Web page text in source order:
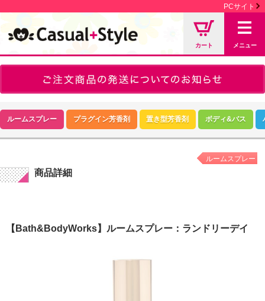
PCサイト
カート メニュー
ルームスプレー プラグイン芳香剤 置き型芳香剤 ボディ&バス
商品詳細
ルームスプレー
【Bath&BodyWorks】ルームスプレー：ランドリーデイ